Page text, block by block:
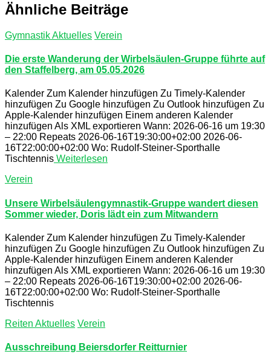
Ähnliche Beiträge
Gymnastik Aktuelles Verein
Die erste Wanderung der Wirbelsäulen-Gruppe führte auf
den Staffelberg, am 05.05.2026
Kalender Zum Kalender hinzufügen Zu Timely-Kalender
hinzufügen Zu Google hinzufügen Zu Outlook hinzufügen Zu
Apple-Kalender hinzufügen Einem anderen Kalender
hinzufügen Als XML exportieren Wann: 2026-06-16 um 19:30
– 22:00 Repeats 2026-06-16T19:30:00+02:00 2026-06-
16T22:00:00+02:00 Wo: Rudolf-Steiner-Sporthalle
Tischtennis Weiterlesen
Verein
Unsere Wirbelsäulengymnastik-Gruppe wandert diesen
Sommer wieder, Doris lädt ein zum Mitwandern
Kalender Zum Kalender hinzufügen Zu Timely-Kalender
hinzufügen Zu Google hinzufügen Zu Outlook hinzufügen Zu
Apple-Kalender hinzufügen Einem anderen Kalender
hinzufügen Als XML exportieren Wann: 2026-06-16 um 19:30
– 22:00 Repeats 2026-06-16T19:30:00+02:00 2026-06-
16T22:00:00+02:00 Wo: Rudolf-Steiner-Sporthalle
Tischtennis
Reiten Aktuelles Verein
Ausschreibung Beiersdorfer Reitturnier